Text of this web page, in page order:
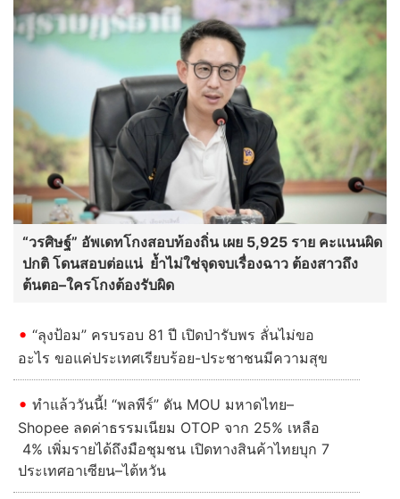
“วรศิษฐ์” อัพเดทโกงสอบท้องถิ่น เผย 5,925 ราย คะแนนผิด
ปกติ โดนสอบต่อแน่ ย้ำไม่ใช่จุดจบเรื่องฉาว ต้องสาวถึง
ต้นตอ–ใครโกงต้องรับผิด
“ลุงป้อม” ครบรอบ 81 ปี เปิดป่ารับพร ลั่นไม่ขอ
อะไร ขอแค่ประเทศเรียบร้อย-ประชาชนมีความสุข
ทำแล้ววันนี้! “พลพีร์” ดัน MOU มหาดไทย–
Shopee ลดค่าธรรมเนียม OTOP จาก 25% เหลือ
4% เพิ่มรายได้ถึงมือชุมชน เปิดทางสินค้าไทยบุก 7
ประเทศอาเซียน–ไต้หวัน